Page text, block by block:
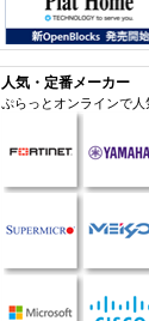
人気・定番メーカー
ぷらっとオンラインで人